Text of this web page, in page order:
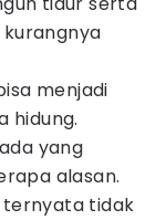
menjadi
hidung.
yang
alasan.
ternyata tidak